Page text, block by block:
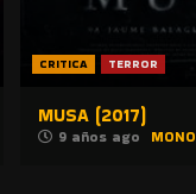
CRITICA TERROR
MUSA (2017)
9 años ago MONO